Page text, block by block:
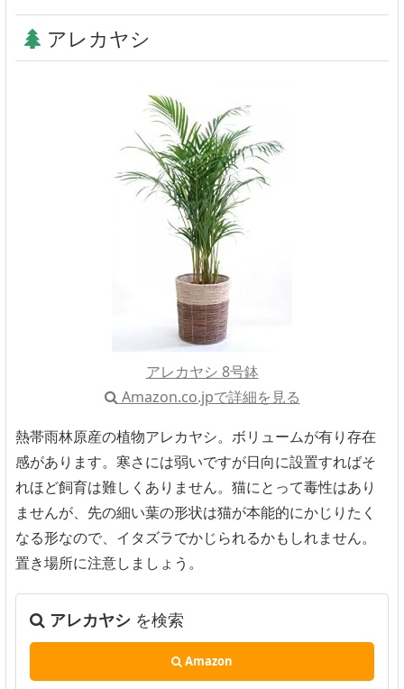
アレカヤシ
アレカヤシ 8号鉢
Amazon.co.jpで詳細を見る
熱帯雨林原産の植物アレカヤシ。ボリュームが有り存在
感があります。寒さには弱いですが日向に設置すればそ
れほど飼育は難しくありません。猫にとって毒性はあり
ませんが、先の細い葉の形状は猫が本能的にかじりたく
なる形なので、イタズラでかじられるかもしれません。
置き場所に注意しましょう。
アレカヤシ を検索
Amazon